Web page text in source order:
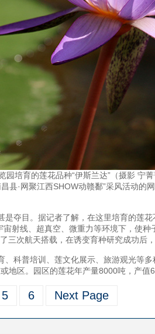
园培育的莲花品种“伊斯兰达”（摄影 宁菁
·网聚江西SHOW动赣鄱”采风活动的
目。据记者了解，在这里培育的莲花
宙射线、超真空、微重力等环境下，使
次航天搭载，在诱变育种研究成功后，
普培训、莲文化展示、旅游观光等多
地区。园区的莲花年产量8000吨，产值6
5 6 Next Page